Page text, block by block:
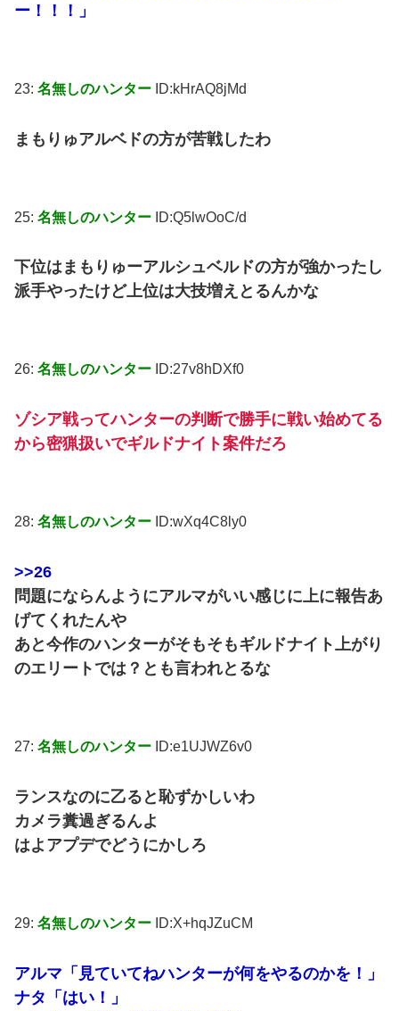
ー！！！」
23: 名無しのハンター ID:kHrAQ8jMd
まもりゅアルベドの方が苦戦したわ
25: 名無しのハンター ID:Q5lwOoC/d
下位はまもりゅーアルシュベルドの方が強かったし
派手やったけど上位は大技増えとるんかな
26: 名無しのハンター ID:27v8hDXf0
ゾシア戦ってハンターの判断で勝手に戦い始めてる
から密猟扱いでギルドナイト案件だろ
28: 名無しのハンター ID:wXq4C8ly0
>>26
問題にならんようにアルマがいい感じに上に報告あ
げてくれたんや
あと今作のハンターがそもそもギルドナイト上がり
のエリートでは？とも言われとるな
27: 名無しのハンター ID:e1UJWZ6v0
ランスなのに乙ると恥ずかしいわ
カメラ糞過ぎるんよ
はよアプデでどうにかしろ
29: 名無しのハンター ID:X+hqJZuCM
アルマ「見ていてねハンターが何をやるのかを！」
ナタ「はい！」